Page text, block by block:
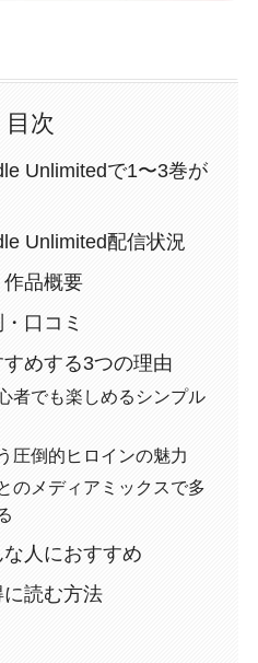
目次
Unlimitedで1〜3巻が
Unlimited配信状況
品概要
口コミ
めする3つの理由
者でも楽しめるシンプル
圧倒的ヒロインの魅力
のメディアミックスで多
人におすすめ
読む方法